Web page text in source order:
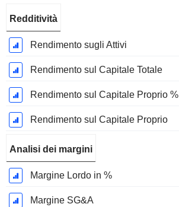
Fiscale:
Dicembre
Redditività
Rendimento sugli Attivi
Rendimento sul Capitale Totale
Rendimento sul Capitale Proprio %
Rendimento sul Capitale Proprio
Analisi dei margini
Margine Lordo in %
Margine SG&A